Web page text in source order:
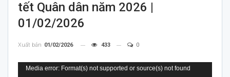
tết Quân dân năm 2026 |
01/02/2026
Xuất bản 01/02/2026 433 0
Trình
Media error: Format(s) not supported or source(s) not found